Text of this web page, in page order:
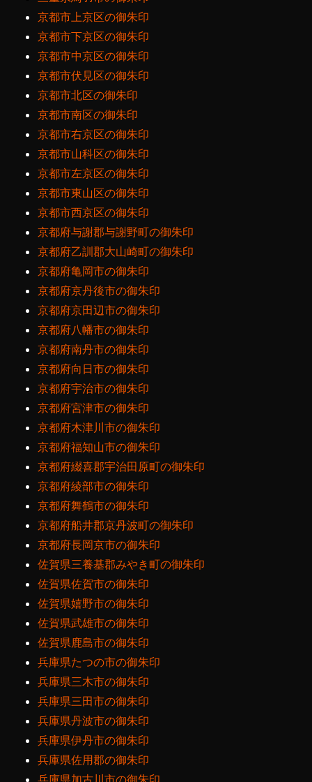
京都市上京区の御朱印
京都市下京区の御朱印
京都市中京区の御朱印
京都市伏見区の御朱印
京都市北区の御朱印
京都市南区の御朱印
京都市右京区の御朱印
京都市山科区の御朱印
京都市左京区の御朱印
京都市東山区の御朱印
京都市西京区の御朱印
京都府与謝郡与謝野町の御朱印
京都府乙訓郡大山崎町の御朱印
京都府亀岡市の御朱印
京都府京丹後市の御朱印
京都府京田辺市の御朱印
京都府八幡市の御朱印
京都府南丹市の御朱印
京都府向日市の御朱印
京都府宇治市の御朱印
京都府宮津市の御朱印
京都府木津川市の御朱印
京都府福知山市の御朱印
京都府綴喜郡宇治田原町の御朱印
京都府綾部市の御朱印
京都府舞鶴市の御朱印
京都府船井郡京丹波町の御朱印
京都府長岡京市の御朱印
佐賀県三養基郡みやき町の御朱印
佐賀県佐賀市の御朱印
佐賀県嬉野市の御朱印
佐賀県武雄市の御朱印
佐賀県鹿島市の御朱印
兵庫県たつの市の御朱印
兵庫県三木市の御朱印
兵庫県三田市の御朱印
兵庫県丹波市の御朱印
兵庫県伊丹市の御朱印
兵庫県佐用郡の御朱印
兵庫県加古川市の御朱印